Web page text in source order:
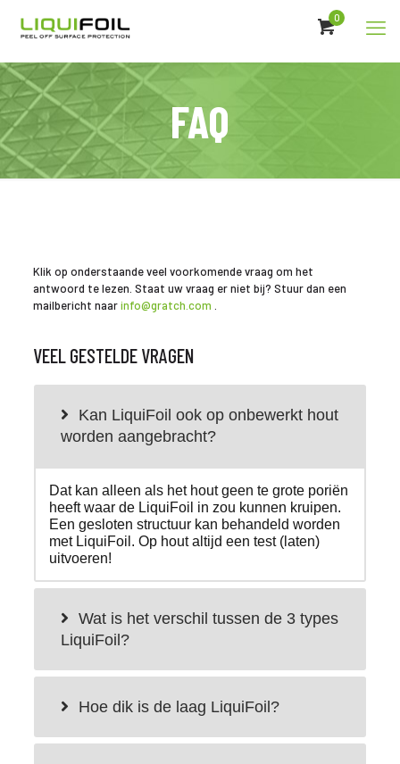
0
FAQ
Klik op onderstaande veel voorkomende vraag om het
antwoord te lezen. Staat uw vraag er niet bij? Stuur dan een
mailbericht naarinfo@gratch.com
VEEL GESTELDE VRAGEN
Kan LiquiFoil ook op onbewerkt hout
worden aangebracht?
Dat kan alleen als het hout geen te grote poriën
heeft waar de LiquiFoil in zou kunnen kruipen.
Een gesloten structuur kan behandeld worden
met LiquiFoil. Op hout altijd een test (laten)
uitvoeren!
Wat is het verschil tussen de 3 types
LiquiFoil?
Hoe dik is de laag LiquiFoil?